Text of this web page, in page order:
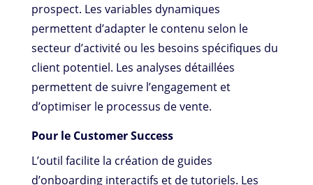
prospect. Les variables dynamiques
permettent d’adapter le contenu selon le
secteur d’activité ou les besoins spécifiques du
client potentiel. Les analyses détaillées
permettent de suivre l’engagement et
d’optimiser le processus de vente.
Pour le Customer Success
L’outil facilite la création de guides
d’onboarding interactifs et de tutoriels. Les